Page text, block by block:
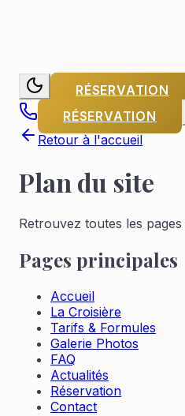
RÉSERVATION
RÉSERVATION
Retour à l'accueil
Plan du site
Retrouvez toutes les
Pages principales
Accueil
La Croisière
Tarifs & Formules
Galerie Photos
FAQ
Actualités
Réservation
Contact